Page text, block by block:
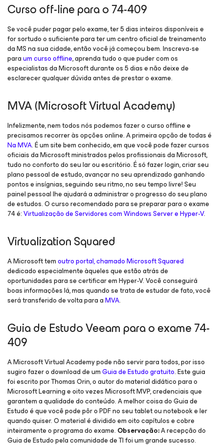
Curso off-line para o 74-409
Se você puder pagar pelo exame, ter 5 dias inteiros disponíveis e
for sortudo o suficiente para ter um centro oficial de treinamento
da MS na sua cidade, então você já começou bem. Inscreva-se
paraum curso offline, aprenda tudo o que puder com os
especialistas da Microsoft durante os 5 dias e não deixe de
esclarecer qualquer dúvida antes de prestar o exame.
MVA (Microsoft Virtual Academy)
Infelizmente, nem todos nós podemos fazer o curso offline e
precisamos recorrer às opções online. A primeira opção de todas é
Na MVA. É um site bem conhecido, em que você pode fazer cursos
oficiais da Microsoft ministrados pelos profissionais da Microsoft,
tudo no conforto do seu lar ou escritório. É só fazer login, criar seu
plano pessoal de estudo, avançar no seu aprendizado ganhando
pontos e insígnias, seguindo seu ritmo, no seu tempo livre! Seu
painel pessoal lhe ajudará a administrar o progresso do seu plano
de estudos. O curso recomendado para se preparar para o exame
74 é:Virtualização de Servidores com Windows Server e Hyper-V.
Virtualization Squared
A Microsoft temoutro portal, chamado Microsoft Squared
dedicado especialmente àqueles que estão atrás de
oportunidades para se certificar em Hyper-V. Você conseguirá
boas informações lá, mas quando se trata de estudar de fato, você
será transferido de volta para aMVA.
Guia de Estudo Veeam para o exame 74-
409
A Microsoft Virtual Academy pode não servir para todos, por isso
sugiro fazer o download de umGuia de Estudo gratuito. Este guia
foi escrito por Thomas Orin, o autor do material didático para o
Microsoft Learning e oito vezes Microsoft MVP, credenciais que
garantem a qualidade do conteúdo. A melhor coisa do Guia de
Estudo é que você pode pôr o PDF no seu tablet ou notebook e ler
quando quiser. O material é dividido em oito capítulos e cobre
inteiramente o programa do exame. Observação:A recepção do
Guia de Estudo pela comunidade de TI foi um grande sucesso.